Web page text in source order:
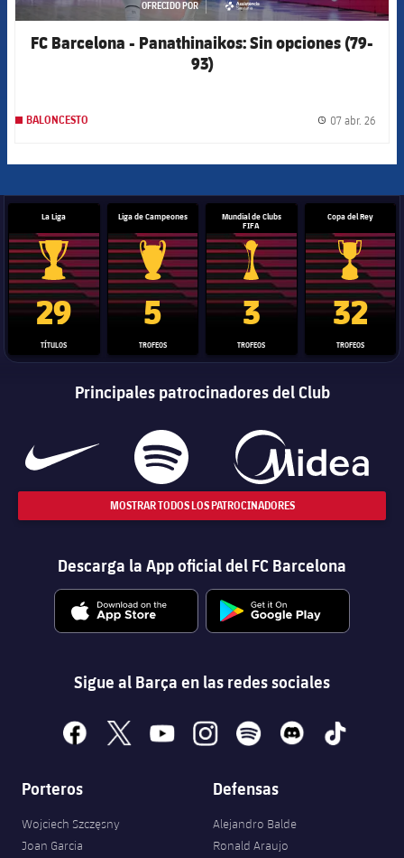
OFRECIDO POR
asistencia
FC Barcelona - Panathinaikos: Sin opciones (79-
93)
BALONCESTO 07 abr. 26
La Liga
Trofeo de La Liga
29
TÍTULOS
Liga de Campeones
Trofeo de la Liga de Campeones
5
TROFEOS
Mundial de Clubs
FIFA
Trofeo del Mundial de
3
TROFEOS
Copa del Rey
Copa del
32
TROFEOS
Principales patrocinadores del Club
MOSTRAR TODOS LOS PATROCINADORES
Descarga la App oficial del FC Barcelona
Sigue al Barça en las redes sociales
facebook
x youtubeinstagramspotify discord tiktok
Porteros
Wojciech Szczęsny
Joan Garcia
Defensas
Alejandro Balde
Ronald Araujo